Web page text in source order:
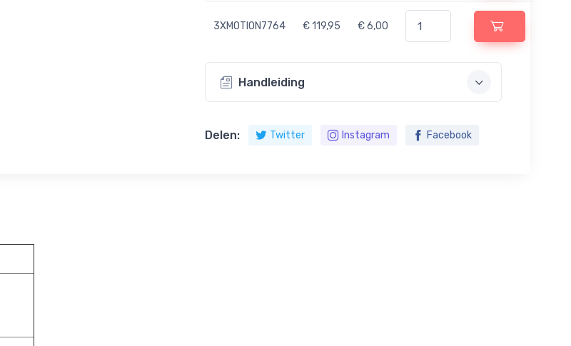
3XMOTION7764 € 119,95 € 6,00
Handleiding
Delen: Twitter Instagram Facebook